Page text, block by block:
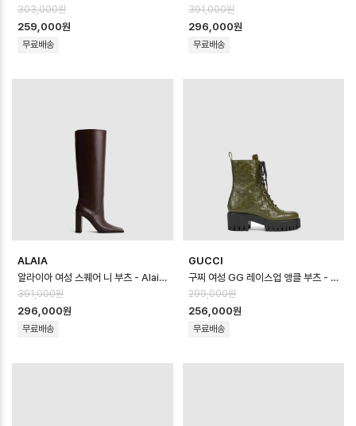
303,000원
259,000원
무료배송
391,000원
296,000원
무료배송
ALAIA
알라이아 여성 스퀘어 니 부츠 - Alaia Womens Square Knee Boots …
391,000원
296,000원
무료배송
GUCCI
구찌 여성 GG 레이스업 앵클 부츠 - Gucci Womens GG Lace-Up Ankl…
299,000원
256,000원
무료배송